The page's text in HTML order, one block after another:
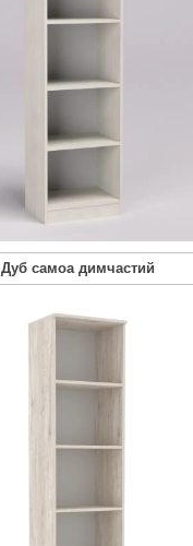
Дуб самоа димчастий